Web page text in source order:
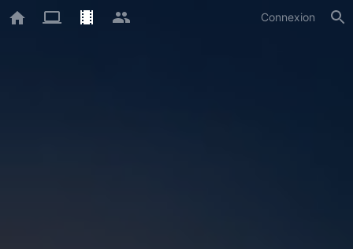
Connexion